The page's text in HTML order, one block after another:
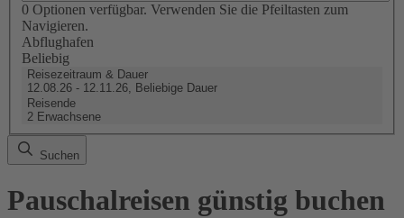
0 Optionen verfügbar. Verwenden Sie die Pfeiltasten zum
Navigieren.
Abflughafen
Beliebig
Reisezeitraum & Dauer
12.08.26 - 12.11.26, Beliebige Dauer
Reisende
2 Erwachsene
Suchen
Pauschalreisen günstig buchen